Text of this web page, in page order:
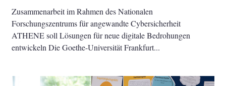
Zusammenarbeit im Rahmen des Nationalen
Forschungszentrums für angewandte Cybersicherheit
ATHENE soll Lösungen für neue digitale Bedrohungen
entwickeln Die Goethe-Universität Frankfurt